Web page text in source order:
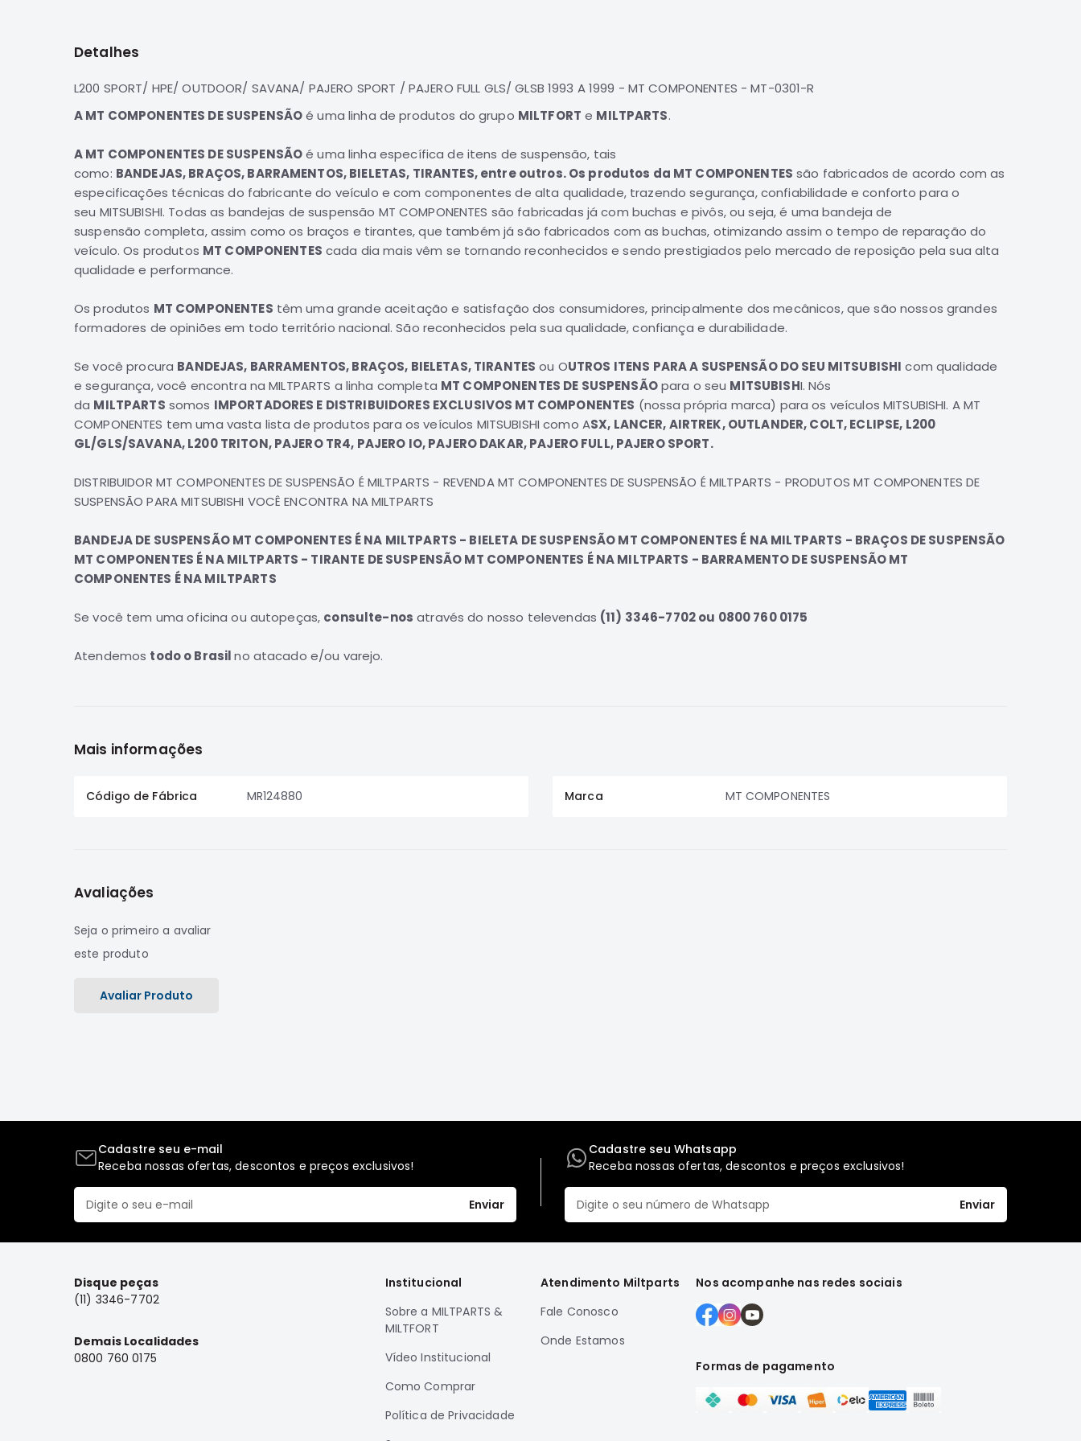
da
de
Detalhes
L200 SPORT/ HPE/ OUTDOOR/ SAVANA/ PAJERO SPORT / PAJERO FULL GLS/ GLSB 1993 A 1999 - MT COMPONENTES - MT-0301-R
A MT COMPONENTES DE SUSPENSÃOé uma linha de produtos do grupo MILTFORT e MILTPARTS.
A MT COMPONENTES DE SUSPENSÃOé uma linha específica de itens de suspensão, tais
como: BANDEJAS, BRAÇOS, BARRAMENTOS, BIELETAS, TIRANTES, entre outros. Os produtos da MT COMPONENTES são fabricados de acordo com as
especificações técnicas do fabricante do veículo e com componentes de alta qualidade, trazendo segurança, confiabilidade e conforto para o
seu MITSUBISHI. Todas as bandejas de suspensão MT COMPONENTES são fabricadas já com buchas e pivôs, ou seja, é umabandeja de
suspensão completa, assim como os braços e tirantes, que também já são fabricados com as buchas, otimizando assim o tempo de reparação do
veículo. Os produtos MT COMPONENTES cada dia mais vêm se tornando reconhecidos e sendo prestigiados pelo mercado de reposição pela sua alta
qualidade e performance.
Os produtos MT COMPONENTES têm uma grande aceitação e satisfação dos consumidores, principalmente dos mecânicos, que são nossos grandes
formadores de opiniões em todo território nacional. São reconhecidos pela sua qualidade, confiança e durabilidade.
Se você procura BANDEJAS, BARRAMENTOS, BRAÇOS, BIELETAS, TIRANTES ou OUTROS ITENS PARA A SUSPENSÃO DO SEU MITSUBISHI com qualidade
e segurança, você encontra naMILTPARTS a linha completa MT COMPONENTES DE SUSPENSÃOpara o seu MITSUBISHI. Nós
da MILTPARTS somos IMPORTADORES E DISTRIBUIDORES EXCLUSIVOS MT COMPONENTES (nossa própria marca) para os veículos MITSUBISHI. AMT
COMPONENTES tem uma vasta lista de produtos para os veículos MITSUBISHI como ASX, LANCER, AIRTREK, OUTLANDER, COLT, ECLIPSE, L200
GL/GLS/SAVANA, L200 TRITON, PAJERO TR4, PAJERO IO, PAJERO DAKAR, PAJERO FULL, PAJERO SPORT.
DISTRIBUIDOR MT COMPONENTES DE SUSPENSÃO É MILTPARTS - REVENDA MT COMPONENTES DE SUSPENSÃO É MILTPARTS - PRODUTOS MT COMPONENTES DE
SUSPENSÃO PARA MITSUBISHI VOCÊ ENCONTRA NA MILTPARTS
BANDEJA DE SUSPENSÃO MT COMPONENTES É NA MILTPARTS - BIELETA DE SUSPENSÃO MT COMPONENTES É NA MILTPARTS - BRAÇOS DE SUSPENSÃO
MT COMPONENTES É NA MILTPARTS - TIRANTE DE SUSPENSÃO MT COMPONENTES É NA MILTPARTS - BARRAMENTO DE SUSPENSÃO MT
COMPONENTES É NA MILTPARTS
Se você tem uma oficina ou autopeças, consulte-nos através do nosso televendas (11) 3346-7702 ou 0800 760 0175
Atendemos todo o Brasil no atacado e/ou varejo.
Mais informações
Código de Fábrica MR124880 Marca MT COMPONENTES
Avaliações
Seja o primeiro a avaliar
este produto
Avaliar Produto
Cadastre seu e-mail
Receba nossas ofertas, descontos e preços exclusivos!
Enviar
Cadastre seu Whatsapp
Receba nossas ofertas, descontos e preços exclusivos!
Enviar
Disque peças
(11) 3346-7702
Demais Localidades
0800 760 0175
Institucional
Sobre a MILTPARTS &
MILTFORT
Vídeo Institucional
Como Comprar
Política de Privacidade
Atendimento Miltparts
Fale Conosco
Onde Estamos
Nos acompanhe nas redes sociais
Formas de pagamento